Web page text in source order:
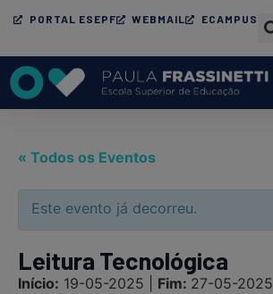
PORTAL ESEPF WEBMAIL ECAMPUS
« Todos os Eventos
Este evento já decorreu.
Leitura Tecnológica
Início: 19-05-2025 | Fim: 27-05-2025